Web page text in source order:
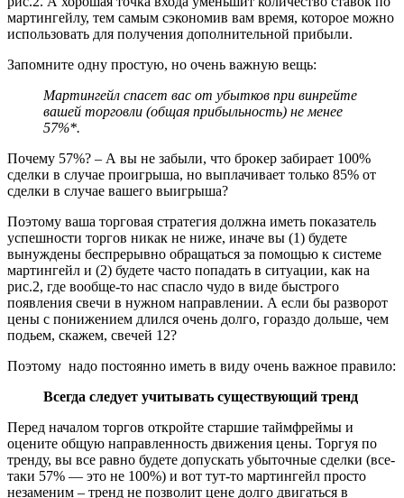
мартингейлу, тем самым сэкономив вам время, которое можно
использовать для получения дополнительной прибыли.
Запомните одну простую, но очень важную вещь:
Мартингейл спасет вас от убытков при винрейте
вашей торговли (общая прибыльность) не менее
57%*.
Почему 57%? – А вы не забыли, что брокер забирает 100%
сделки в случае проигрыша, но выплачивает только 85% от
сделки в случае вашего выигрыша?
Поэтому ваша торговая стратегия должна иметь показатель
успешности торгов никак не ниже, иначе вы (1) будете
вынуждены беспрерывно обращаться за помощью к системе
мартингейл и (2) будете часто попадать в ситуации, как на
рис.2, где вообще-то нас спасло чудо в виде быстрого
появления свечи в нужном направлении. А если бы разворот
цены с понижением длился очень долго, гораздо дольше, чем
подьем, скажем, свечей 12?
Поэтому надо постоянно иметь в виду очень важное правило:
Всегда следует учитывать существующий тренд
Перед началом торгов откройте старшие таймфреймы и
оцените общую направленность движения цены. Торгуя по
тренду, вы все равно будете допускать убыточные сделки (все-
таки 57% — это не 100%) и вот тут-то мартингейл просто
незаменим – тренд не позволит цене долго двигаться в